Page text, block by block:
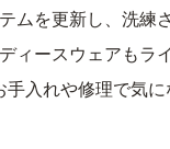
ムを更新し、洗練
ィースウェアもラ
入れや修理で気